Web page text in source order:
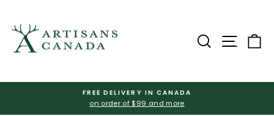
content
Search Site
Pause
FREE DELIVERY IN CANADA
on order of $99 and more